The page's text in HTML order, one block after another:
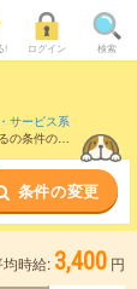
! ログイン 検索
サービス系
の条件の他
条件の変更
均時給: 3,400 円